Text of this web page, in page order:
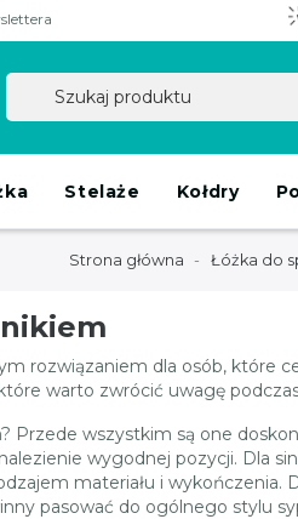
Stelaże Kołdry
Strona główna Łóżka do
rozwiązaniem dla osób, które
warto zwrócić uwagę
Przede wszystkim są one
wygodnej pozycji. Dla
materiału i
pasować do ogólnego stylu